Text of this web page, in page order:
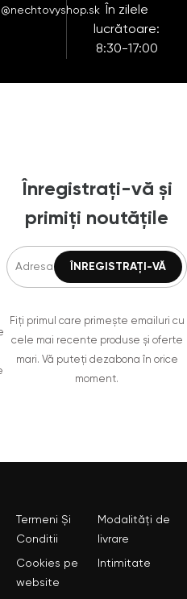
În zilele
lucrătoare:
8:30-17:00
Înregistrați-vă și
primiți noutățile
Fiți primul care primește emailuri cu
cele mai recente produse și oferte
mari. Vă puteți dezabona în orice
moment.
Termeni Și
Conditii
Modalități de
livrare
Cookies pe
website
Intimitate